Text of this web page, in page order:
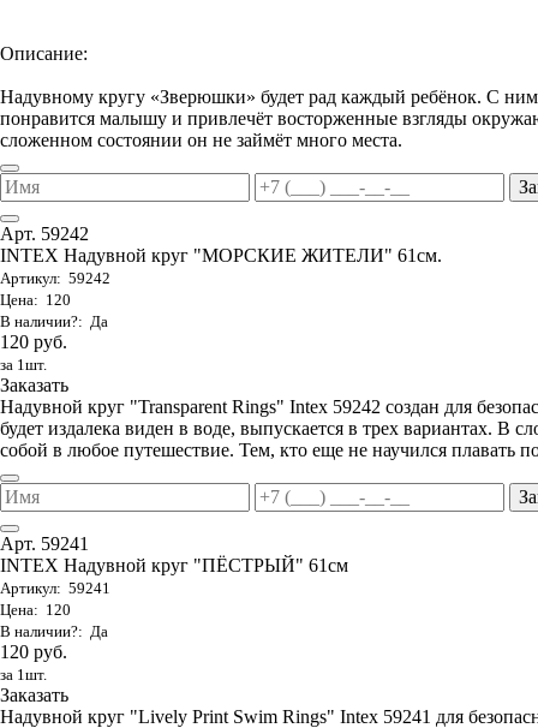
Описание:
Надувному кругу «Зверюшки» будет рад каждый ребёнок. С
понравится малышу и привлечёт восторженные взгляды
сложенном состоянии он не займёт много места.
Арт. 59242
INTEX Надувной круг "МОРСКИЕ ЖИТЕЛИ" 61см.
Артикул: 59242
Цена: 120
В наличии?: Да
120 руб.
за 1шт.
Заказать
Надувной круг "Transparent Rings" Intex 59242 создан для
будет издалека виден в воде, выпускается в трех вариантах. В
собой в любое путешествие. Тем, кто еще не научился плавать
Арт. 59241
INTEX Надувной круг "ПЁСТРЫЙ" 61см
Артикул: 59241
Цена: 120
В наличии?: Да
120 руб.
за 1шт.
Заказать
Надувной круг "Lively Print Swim Rings" Intex 59241 для